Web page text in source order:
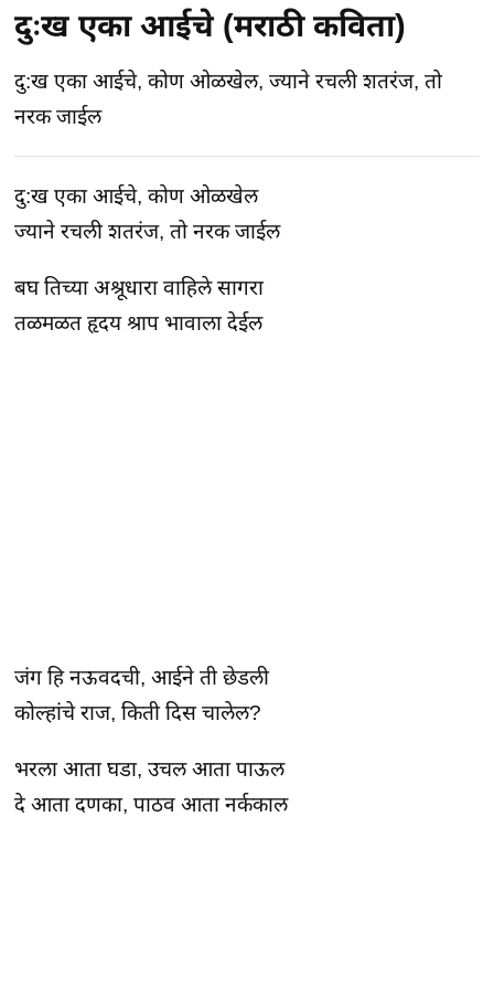
दुःख एका आईचे (मराठी कविता)
दु:ख एका आईचे, कोण ओळखेल, ज्याने रचली शतरंज, तो
नरक जाईल
दु:ख एका आईचे, कोण ओळखेल
ज्याने रचली शतरंज, तो नरक जाईल
बघ तिच्या अश्रूधारा वाहिले सागरा
तळमळत हृदय श्राप भावाला देईल
जंग हि नऊवदची, आईने ती छेडली
कोल्हांचे राज, किती दिस चालेल?
भरला आता घडा, उचल आता पाऊल
दे आता दणका, पाठव आता नर्ककाल